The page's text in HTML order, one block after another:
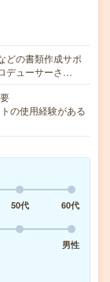
どの書類作成サポ
デューサーさ…
の使用経験がある
50代
60代
男性